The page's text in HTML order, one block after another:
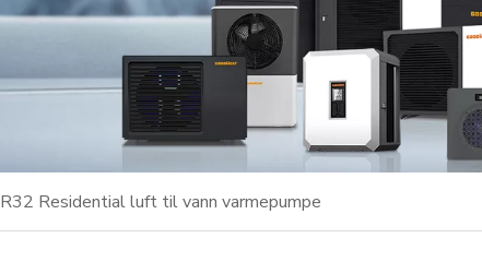
R32 Residential luft til vann varmepumpe